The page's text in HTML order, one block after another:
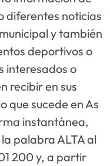
diferentes noticias
y también
deportivos o
interesados o
recibir en sus
que sucede en As
instantánea,
palabra ALTA al
200 y, a partir